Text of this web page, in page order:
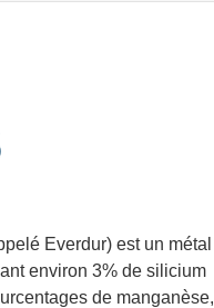
Everdur) est un métal
environ 3% de silicium
de manganèse,